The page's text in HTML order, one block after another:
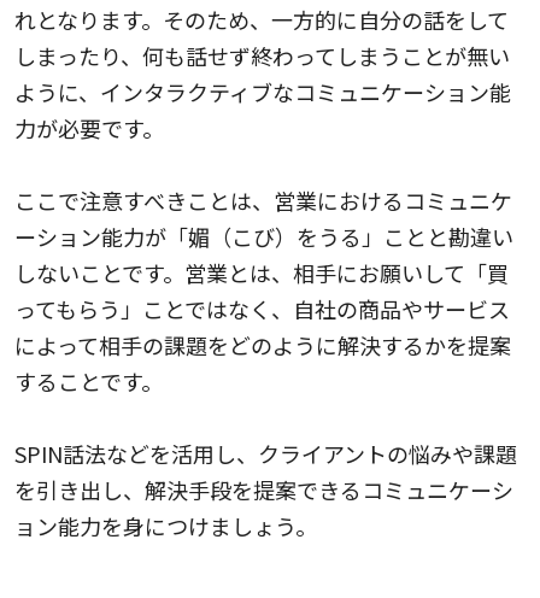
れとなります。そのため、一方的に自分の話をして
しまったり、何も話せず終わってしまうことが無い
ように、インタラクティブなコミュニケーション能
力が必要です。
ここで注意すべきことは、営業におけるコミュニケ
ーション能力が「媚（こび）をうる」ことと勘違い
しないことです。営業とは、相手にお願いして「買
ってもらう」ことではなく、自社の商品やサービス
によって相手の課題をどのように解決するかを提案
することです。
SPIN話法などを活用し、クライアントの悩みや課題
を引き出し、解決手段を提案できるコミュニケーシ
ョン能力を身につけましょう。